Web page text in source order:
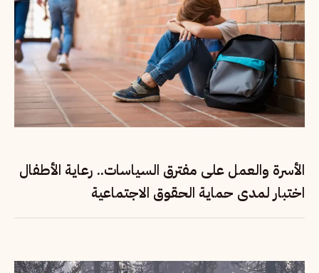
الأسرة والعمل على مفترق السياسات.. رعاية الأطفال
اختبار لمدى حماية الحقوق الاجتماعية